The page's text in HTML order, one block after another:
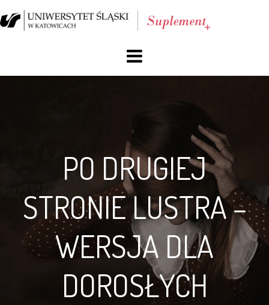
Archiwum
Reklama
Facebook
Kontakt
PO DRUGIEJ
STRONIE LUSTRA –
WERSJA DLA
DOROSŁYCH